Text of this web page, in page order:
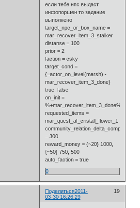
если тебе нпс выдаст
инфопоршен то задание
выполнено
target_npc_or_box_name =
mar_recover_item_3_stalker
distanse = 100
prior = 2
faction = csky
target_cond =
{=actor_on_level(marsh) -
mar_recover_item_3_done}
true, false
on_init =
%+mar_recover_item_3_done%
requested_items =
mar_quest_af_cristall_flower_1
community_relation_delta_complete
= 300
reward_money = {~20} 1000,
{~50} 750, 500
auto_faction = true
0
Поделиться 19
2011-
03-30 16:26:29